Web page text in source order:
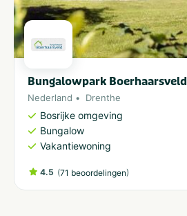
Bungalowpark Boerhaarsveld
Nederland Drenthe
Bosrijke omgeving
Bungalow
Vakantiewoning
4.5 (71 beoordelingen)